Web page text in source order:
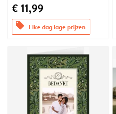
€ 11,99
offers Elke dag lage prijzen